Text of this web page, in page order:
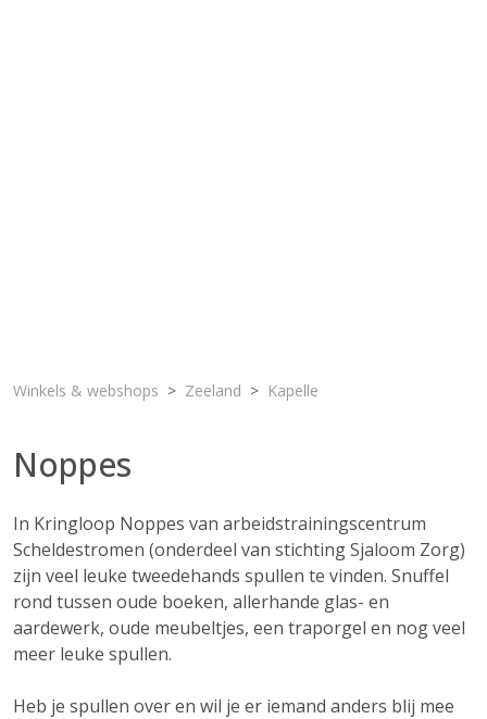
Winkels & webshops Zeeland Kapelle
Noppes
In Kringloop Noppes van arbeidstrainingscentrum
Scheldestromen (onderdeel van stichting Sjaloom Zorg)
zijn veel leuke tweedehands spullen te vinden. Snuffel
rond tussen oude boeken, allerhande glas- en
aardewerk, oude meubeltjes, een traporgel en nog veel
meer leuke spullen.
Heb je spullen over en wil je er iemand anders blij mee